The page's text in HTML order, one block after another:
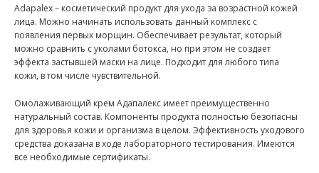
Adapalex – косметический продукт для ухода за возрастной кожей
лица. Можно начинать использовать данный комплекс с
появления первых морщин. Обеспечивает результат, который
можно сравнить с уколами ботокса, но при этом не создает
эффекта застывшей маски на лице. Подходит для любого типа
кожи, в том числе чувствительной.
Омолаживающий крем Адапалекс имеет преимущественно
натуральный состав. Компоненты продукта полностью безопасны
для здоровья кожи и организма в целом. Эффективность уходового
средства доказана в ходе лабораторного тестирования. Имеются
все необходимые сертификаты.